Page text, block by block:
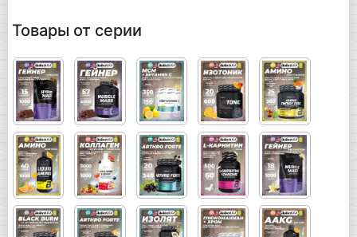
Товары от серии